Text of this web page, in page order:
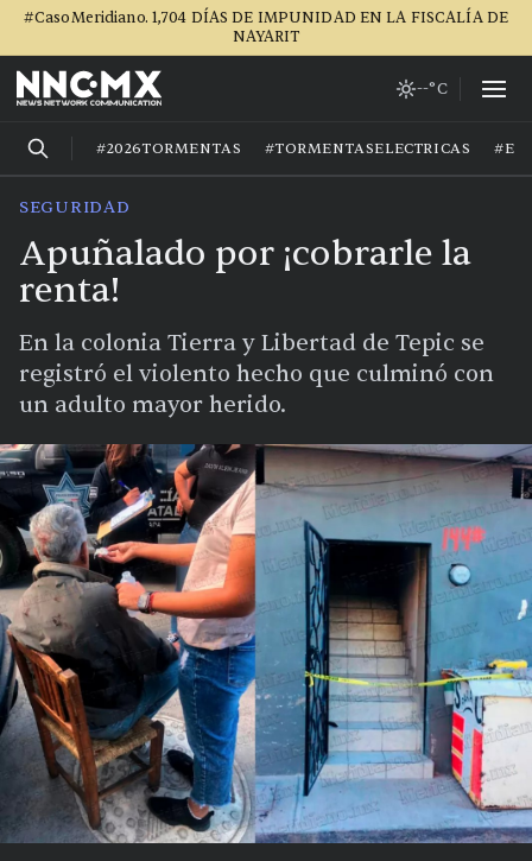
#CasoMeridiano. 1,704 DÍAS DE IMPUNIDAD EN LA FISCALÍA DE
NAYARIT
--°C
#2026TORMENTAS #TORMENTASELECTRICAS
SEGURIDAD
Apuñalado por ¡cobrarle la
renta!
En la colonia Tierra y Libertad de Tepic se
registró el violento hecho que culminó con
un adulto mayor herido.